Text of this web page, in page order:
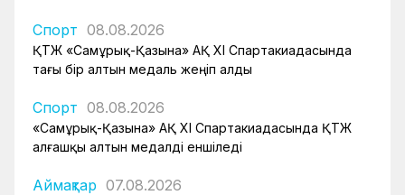
Спорт 08.08.2026
ҚТЖ «Самұрық-Қазына» АҚ XI Спартакиадасында
тағы бір алтын медаль жеңіп алды
Спорт 08.08.2026
«Самұрық-Қазына» АҚ XI Спартакиадасында ҚТЖ
алғашқы алтын медалді еншіледі
Аймақтар 07.08.2026